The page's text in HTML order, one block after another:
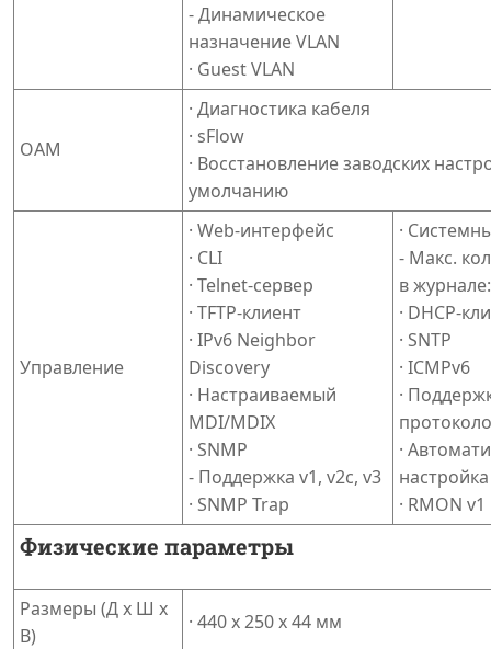
- Динамическое
назначение VLAN
· Guest VLAN
OAM
· Диагностика кабеля
· sFlow
· Восстановление заводских
умолчанию
Управление
· Web-интерфейс
· CLI
· Telnet-сервер
· TFTP-клиент
· IPv6 Neighbor
Discovery
· Настраиваемый
MDI/MDIX
· SNMP
- Поддержка v1, v2c, v3
· SNMP Trap
·
- Макс.
в
· DHCP-
· SNTP
· ICMPv6
·
·
· RMON v1
Физические параметры
Размеры (Д x Ш x
В)
· 440 x 250 x 44 мм